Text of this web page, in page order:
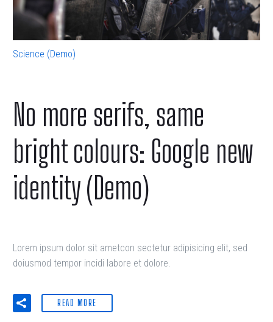
Science (Demo)
No more serifs, same
bright colours: Google new
identity (Demo)
Lorem ipsum dolor sit ametcon sectetur adipisicing elit, sed
doiusmod tempor incidi labore et dolore.
READ MORE